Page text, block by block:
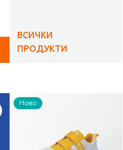
ВСИЧКИ
ПРОДУКТИ
Ново